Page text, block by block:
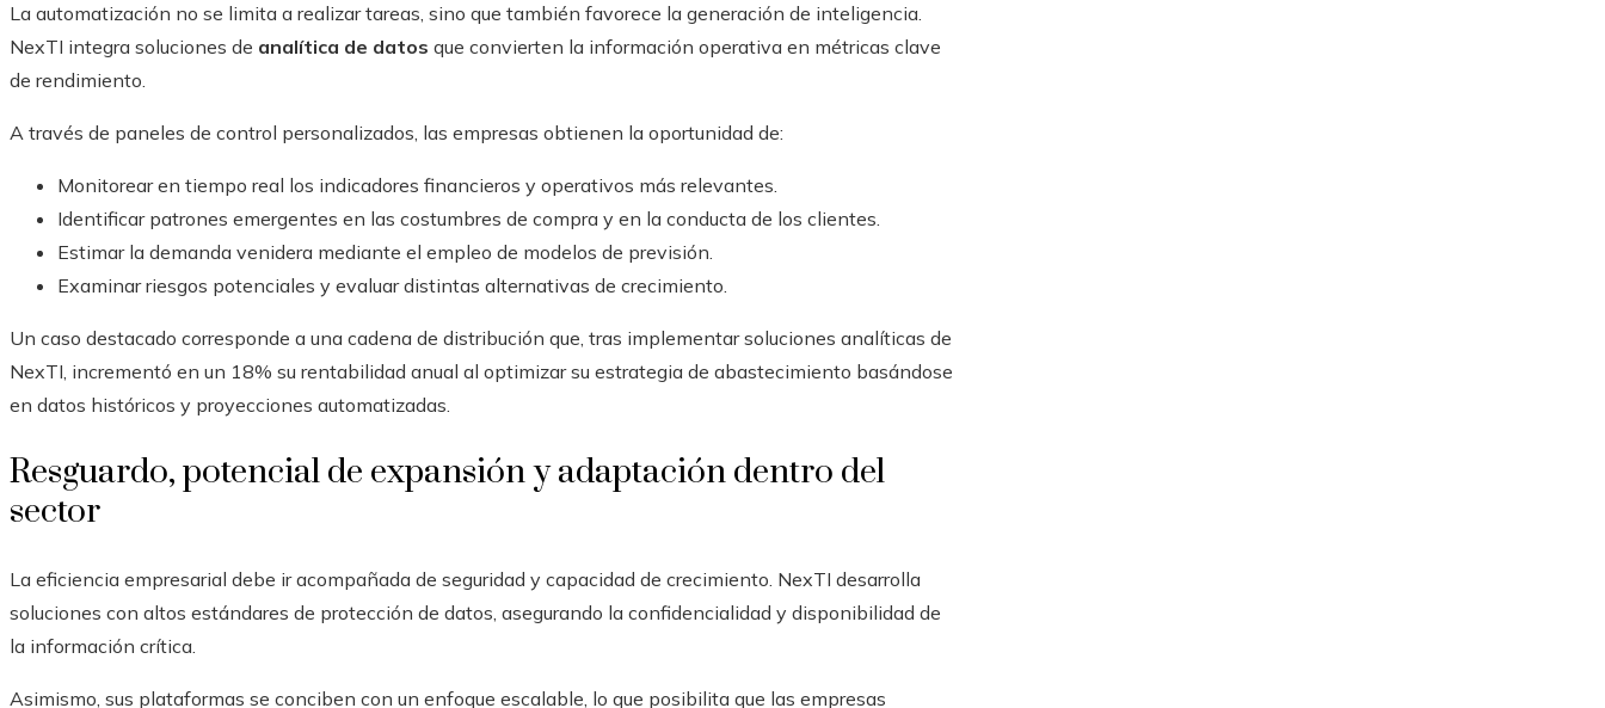
La automatización no se limita a realizar tareas, sino que también favorece la generación de inteligencia.
NexTI integra soluciones de analítica de datos que convierten la información operativa en métricas clave
de rendimiento.
A través de paneles de control personalizados, las empresas obtienen la oportunidad de:
Monitorear en tiempo real los indicadores financieros y operativos más relevantes.
Identificar patrones emergentes en las costumbres de compra y en la conducta de los clientes.
Estimar la demanda venidera mediante el empleo de modelos de previsión.
Examinar riesgos potenciales y evaluar distintas alternativas de crecimiento.
Un caso destacado corresponde a una cadena de distribución que, tras implementar soluciones analíticas de
NexTI, incrementó en un 18% su rentabilidad anual al optimizar su estrategia de abastecimiento basándose
en datos históricos y proyecciones automatizadas.
Resguardo, potencial de expansión y adaptación dentro del
sector
La eficiencia empresarial debe ir acompañada de seguridad y capacidad de crecimiento. NexTI desarrolla
soluciones con altos estándares de protección de datos, asegurando la confidencialidad y disponibilidad de
la información crítica.
Asimismo, sus plataformas se conciben con un enfoque escalable, lo que posibilita que las empresas